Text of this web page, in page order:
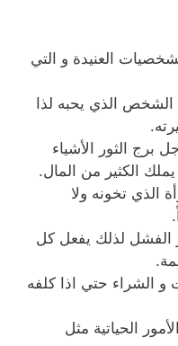
العنيدة و التي
الشخص الذي يحبه لذا
الثور الأشياء
الكثير من المال.
الذي تخونه ولا
لذلك يفعل كل
الشراء حتي اذا كلفه
الحياتية مثل